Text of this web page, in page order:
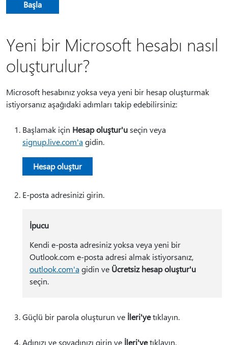
Başla
Yeni bir Microsoft hesabı nasıl
oluşturulur?
Microsoft hesabınız yoksa veya yeni bir hesap oluşturmak
istiyorsanız aşağıdaki adımları takip edebilirsiniz:
Başlamak için Hesap oluştur'useçin veya
signup.live.com'a gidin.
Hesap oluştur
E-posta adresinizi girin.
İpucu
Kendi e-posta adresiniz yoksa veya yeni bir
Outlook.com e-posta adresi almak istiyorsanız,
outlook.com'a gidin ve Ücretsiz hesap oluştur'u
seçin.
Güçlü bir parola oluşturun ve İleri'yetıklayın.
Adınızı ve soyadınızı girin ve İleri'yetıklayın.